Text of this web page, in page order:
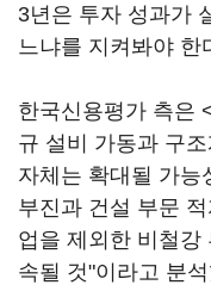
3년은 투자 성과가
느냐를 지켜봐야 한
한국신용평가 측은
규 설비 가동과 구
자체는 확대될 가능
부진과 건설 부문
업을 제외한 비철강
속될 것"이라고 분